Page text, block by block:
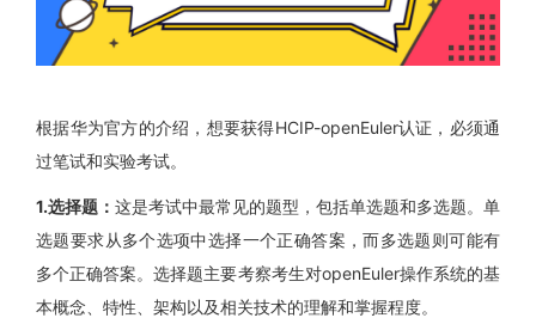
根据华为官方的介绍，想要获得HCIP-openEuler认证，必须通
过笔试和实验考试。
1.选择题： 这是考试中最常见的题型，包括单选题和多选题。单
选题要求从多个选项中选择一个正确答案，而多选题则可能有
多个正确答案。选择题主要考察考生对openEuler操作系统的基
本概念、特性、架构以及相关技术的理解和掌握程度。